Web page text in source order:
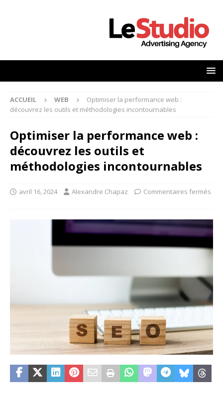
ACCUEIL WEB
Optimiser la performance web :
découvrez les outils et méthodologies incontournables
Optimiser la performance web :
découvrez les outils et
méthodologies incontournables
avril 16, 2024 Alexandre Chapaz Commentaires fermés